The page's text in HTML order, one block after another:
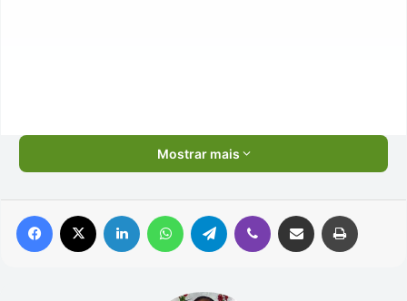
Mostrar mais
Facebook Linkedin WhatsAppTelegram Viber Compartilhar via e-mail